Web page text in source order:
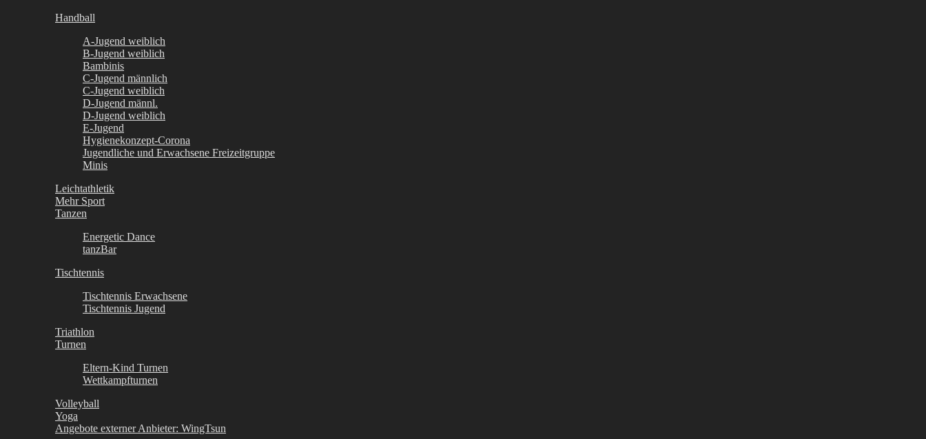
Handball
A-Jugend weiblich
B-Jugend weiblich
Bambinis
C-Jugend männlich
C-Jugend weiblich
D-Jugend männl.
D-Jugend weiblich
E-Jugend
Hygienekonzept-Corona
Jugendliche und Erwachsene Freizeitgruppe
Minis
Leichtathletik
Mehr Sport
Tanzen
Energetic Dance
tanzBar
Tischtennis
Tischtennis Erwachsene
Tischtennis Jugend
Triathlon
Turnen
Eltern-Kind Turnen
Wettkampfturnen
Volleyball
Yoga
Angebote externer Anbieter: WingTsun